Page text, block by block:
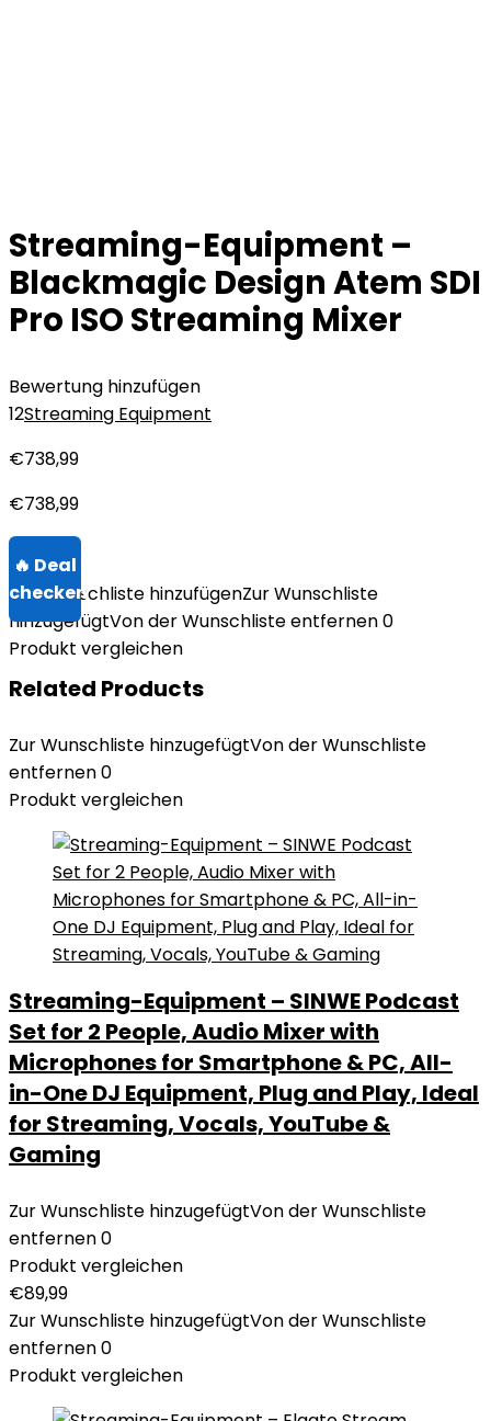
Streaming-Equipment –
Blackmagic Design Atem SDI
Pro ISO Streaming Mixer
Bewertung hinzufügen
12Streaming Equipment
€738,99
€738,99
Zur Wunschliste hinzufügenZur Wunschliste
hinzugefügtVon der Wunschliste entfernen0
Produkt vergleichen
Related Products
Zur Wunschliste hinzugefügtVon der Wunschliste
entfernen0
Produkt vergleichen
Streaming-Equipment – SINWE Podcast
Set for 2 People, Audio Mixer with
Microphones for Smartphone & PC, All-
in-One DJ Equipment, Plug and Play, Ideal
for Streaming, Vocals, YouTube &
Gaming
Zur Wunschliste hinzugefügtVon der Wunschliste
entfernen0
Produkt vergleichen
€89,99
Zur Wunschliste hinzugefügtVon der Wunschliste
entfernen0
Produkt vergleichen